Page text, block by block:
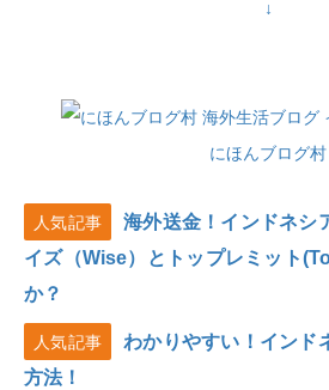
↓
にほんブログ村
人気記事
海外送金！インドネシ
イズ（Wise）とトップレミット
か？
人気記事
わかりやすい！インド
方法！